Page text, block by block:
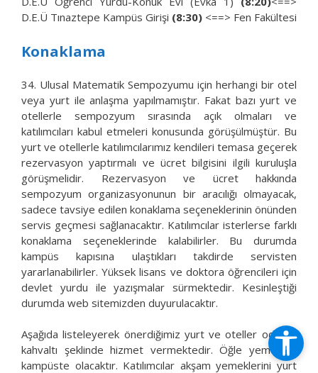
D.E.Ü Tınaztepe Kampüs Girişi (8:30) <==> Fen Fakültesi
Konaklama
34. Ulusal Matematik Sempozyumu için herhangi bir otel
veya yurt ile anlaşma yapılmamıştır. Fakat bazı yurt ve
otellerle sempozyum sırasında açık olmaları ve
katılımcıları kabul etmeleri konusunda görüşülmüştür. Bu
yurt ve otellerle katılımcılarımız kendileri temasa geçerek
rezervasyon yaptırmalı ve ücret bilgisini ilgili kuruluşla
görüşmelidir. Rezervasyon ve ücret hakkında
sempozyum organizasyonunun bir aracılığı olmayacak,
sadece tavsiye edilen konaklama seçeneklerinin önünden
servis geçmesi sağlanacaktır. Katılımcılar isterlerse farklı
konaklama seçeneklerinde kalabilirler. Bu durumda
kampüs kapısına ulaştıkları takdirde servisten
yararlanabilirler. Yüksek lisans ve doktora öğrencileri için
devlet yurdu ile yazışmalar sürmektedir. Kesinleştiği
durumda web sitemizden duyurulacaktır.
Aşağıda listeleyerek önerdiğimiz yurt ve oteller oda ve
kahvaltı şeklinde hizmet vermektedir. Öğle yemekleri
kampüste olacaktır. Katılımcılar akşam yemeklerini yurt